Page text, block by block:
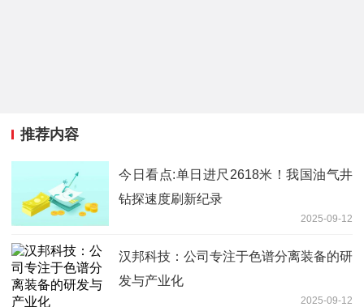
推荐内容
今日看点:单日进尺2618米！我国油气井
钻探速度刷新纪录
2025-09-12
汉邦科技：公司专注于色谱分离装备的研
发与产业化
2025-09-12